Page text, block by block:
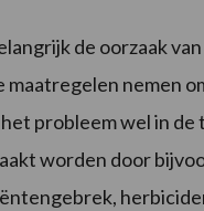
de oorzaak
maatregelen nemen
het probleem wel in
worden door